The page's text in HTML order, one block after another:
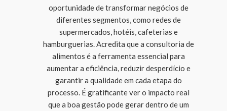
oportunidade de transformar negócios de
diferentes segmentos, como redes de
supermercados, hotéis, cafeterias e
hamburguerias. Acredita que a consultoria de
alimentos é a ferramenta essencial para
aumentar a eficiência, reduzir desperdício e
garantir a qualidade em cada etapa do
processo. É gratificante ver o impacto real
que a boa gestão pode gerar dentro de um